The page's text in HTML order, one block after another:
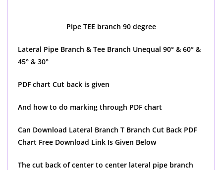
Pipe TEE branch 90 degree
Lateral Pipe Branch & Tee Branch Unequal 90° & 60° &
45° & 30°
PDF chart Cut back is given
And how to do marking through PDF chart
Can Download Lateral Branch T Branch Cut Back PDF
Chart Free Download Link Is Given Below
The cut back of center to center lateral pipe branch